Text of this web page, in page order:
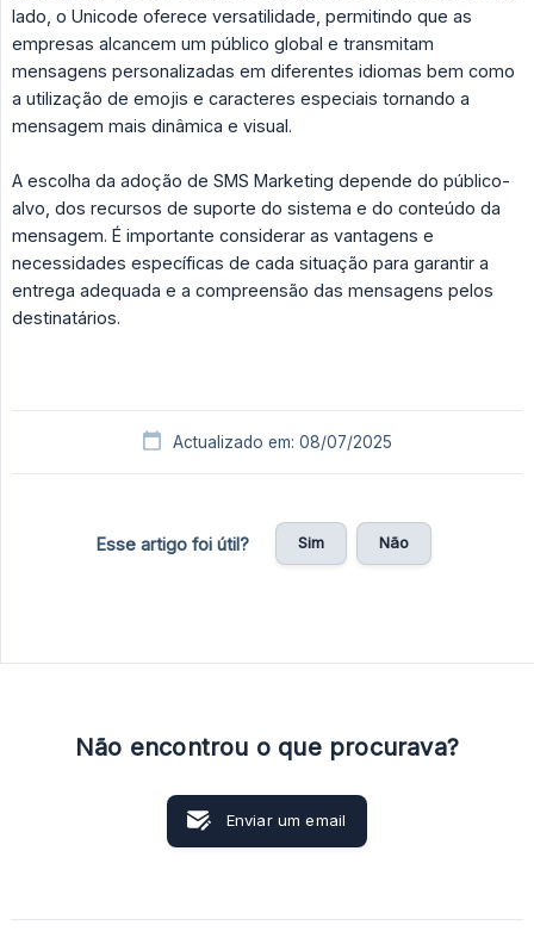
lado, o Unicode oferece versatilidade, permitindo que as
empresas alcancem um público global e transmitam
mensagens personalizadas em diferentes idiomas bem como
a utilização de emojis e caracteres especiais tornando a
mensagem mais dinâmica e visual.
A escolha da adoção de SMS Marketing depende do público-
alvo, dos recursos de suporte do sistema e do conteúdo da
mensagem. É importante considerar as vantagens e
necessidades específicas de cada situação para garantir a
entrega adequada e a compreensão das mensagens pelos
destinatários.
Actualizado em: 08/07/2025
Esse artigo foi útil? Sim Não
Não encontrou o que procurava?
Enviar um email